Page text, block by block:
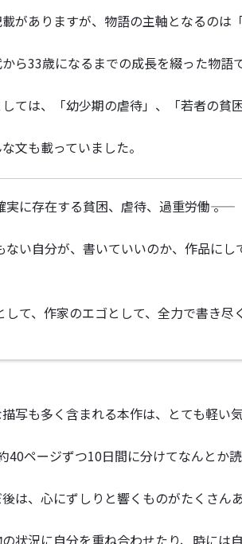
がありますが、物語の主軸となるのは
ら33歳になるまでの成長を綴った物語で
ては、「幼少期の虐待」、「若者の貧
文も載っていました。
に存在する貧困、虐待、過重労働―― 。
ない自分が、書いていいのか、作品に
て、作家のエゴとして、全力で書き尽
写も多く含まれる本作は、とても軽い
40ページずつ10日間に分けてなんとか
は、心にずしりと響くものがたくさん